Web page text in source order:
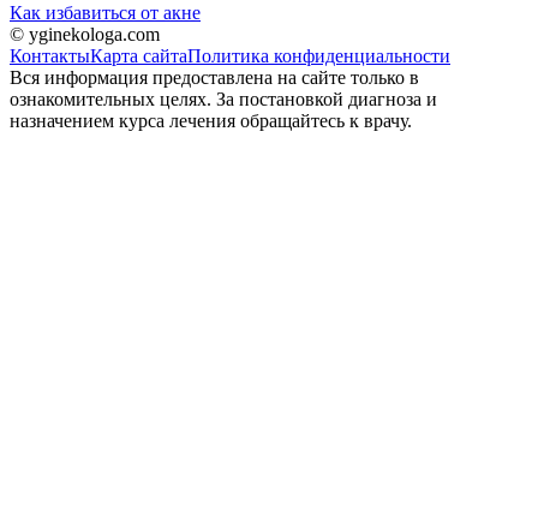
Как избавиться от акне
© yginekologa.com
КонтактыКарта сайтаПолитика конфиденциальности
Вся информация предоставлена на сайте только в
ознакомительных целях. За постановкой диагноза и
назначением курса лечения обращайтесь к врачу.